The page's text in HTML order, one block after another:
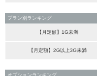
プラン別ランキング
【月定額】1G未満
【月定額】2G以上3G未満
オプションランキング